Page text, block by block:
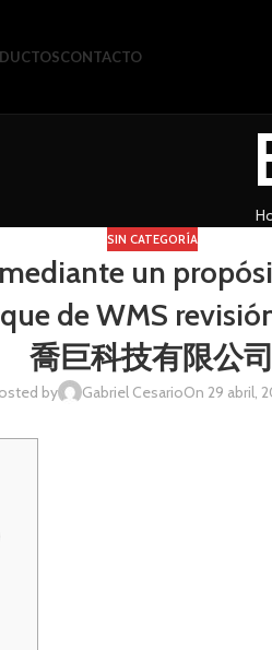
CONTACTO
SIN CATEGORÍA
un
de WMS
喬巨科技有限公司
by Gabriel CesarioOn 29 abril,